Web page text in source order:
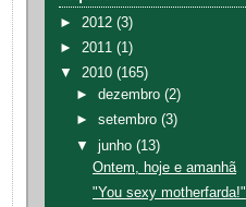
► 2012 (3)
► 2011 (1)
▼ 2010 (165)
► dezembro (2)
► setembro (3)
▼ junho (13)
Ontem, hoje e amanhã
"You sexy motherfarda!"